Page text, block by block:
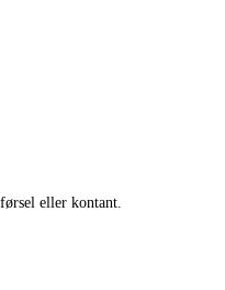
eller kontant.